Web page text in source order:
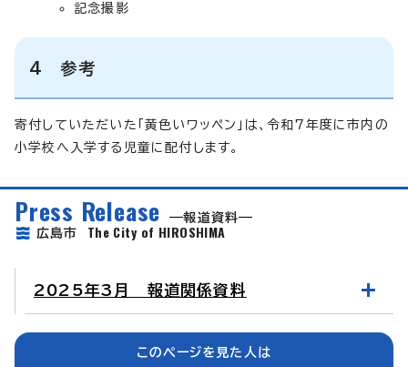
記念撮影
4 参考
寄付していただいた「黄色いワッペン」は、令和7年度に市内の
小学校へ入学する児童に配付します。
Press Release
報道資料
広島市 The City of HIROSHIMA
2025年3月 報道関係資料
このページを見た人は